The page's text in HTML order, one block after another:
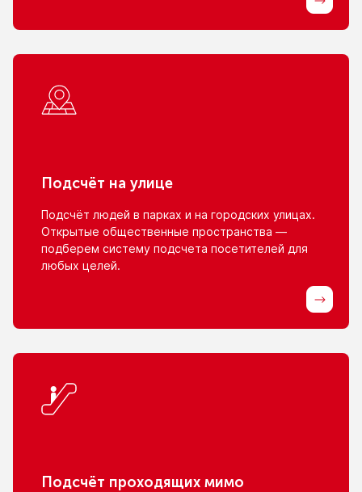
Подсчёт на улице
Подсчёт людей в парках и на городских улицах.
Открытые общественные пространства —
подберем систему подсчета посетителей для
любых целей.
Подсчёт проходящих мимо